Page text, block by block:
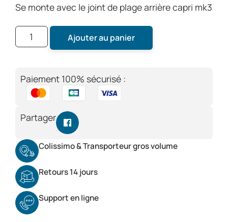
se monte avec le joint de plage arrière capri mk3
Ajouter au panier
Paiement 100% sécurisé :
Partager
Colissimo & Transporteur gros volume
Retours 14 jours
Support en ligne